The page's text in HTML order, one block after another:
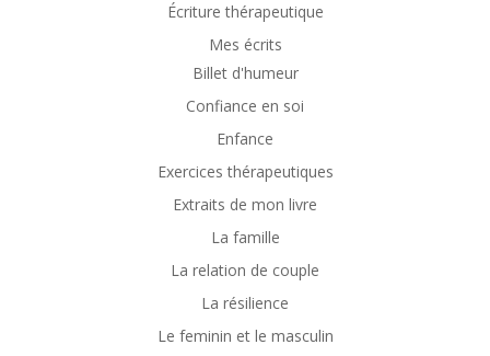
Écriture thérapeutique
Mes écrits
Billet d'humeur
Confiance en soi
Enfance
Exercices thérapeutiques
Extraits de mon livre
La famille
La relation de couple
La résilience
Le feminin et le masculin